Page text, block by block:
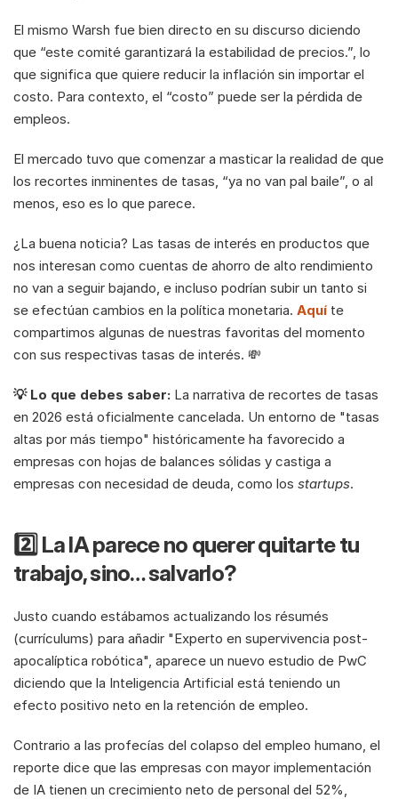
El mismo Warsh fue bien directo en su discurso diciendo
que “este comité garantizará la estabilidad de precios.”, lo
que significa que quiere reducir la inflación sin importar el
costo. Para contexto, el “costo” puede ser la pérdida de
empleos.
El mercado tuvo que comenzar a masticar la realidad de que
los recortes inminentes de tasas, “ya no van pal baile”, o al
menos, eso es lo que parece.
¿La buena noticia? Las tasas de interés en productos que
nos interesan como cuentas de ahorro de alto rendimiento
no van a seguir bajando, e incluso podrían subir un tanto si
se efectúan cambios en la política monetaria. Aquí te
compartimos algunas de nuestras favoritas del momento
con sus respectivas tasas de interés. 💸
💡 Lo que debes saber: La narrativa de recortes de tasas
en 2026 está oficialmente cancelada. Un entorno de "tasas
altas por más tiempo" históricamente ha favorecido a
empresas con hojas de balances sólidas y castiga a
empresas con necesidad de deuda, como los startups.
2️⃣ La IA parece no querer quitarte tu
trabajo, sino… salvarlo?
Justo cuando estábamos actualizando los résumés
(currículums) para añadir "Experto en supervivencia post-
apocalíptica robótica", aparece un nuevo estudio de PwC
diciendo que la Inteligencia Artificial está teniendo un
efecto positivo neto en la retención de empleo.
Contrario a las profecías del colapso del empleo humano, el
reporte dice que las empresas con mayor implementación
de IA tienen un crecimiento neto de personal del 52%,